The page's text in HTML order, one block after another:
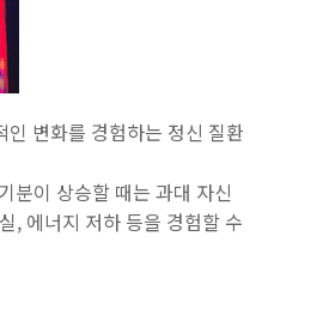
변화를 경험하는 정신 질환
분이 상승할 때는 과대 자신
, 에너지 저하 등을 경험할 수